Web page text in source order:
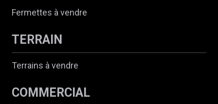
Fermettes à vendre
TERRAIN
Terrains à vendre
COMMERCIAL